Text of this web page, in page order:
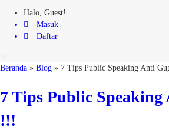
Halo, Guest!
Masuk
Daftar
Beranda » Blog » 7 Tips Public Speaking Anti
7 Tips Public
!!!